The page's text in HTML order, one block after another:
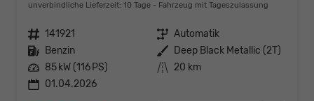
unverbindliche Lieferzeit: 10 Tage Fahrzeug mit Tageszulassung
Fahrzeugnr. 141921 Getriebe Automatik
Kraftstoff Benzin Außenfarbe Deep Black Metallic (2T)
Leistung 85 kW (116 PS) Kilometerstand 20 km
01.04.2026